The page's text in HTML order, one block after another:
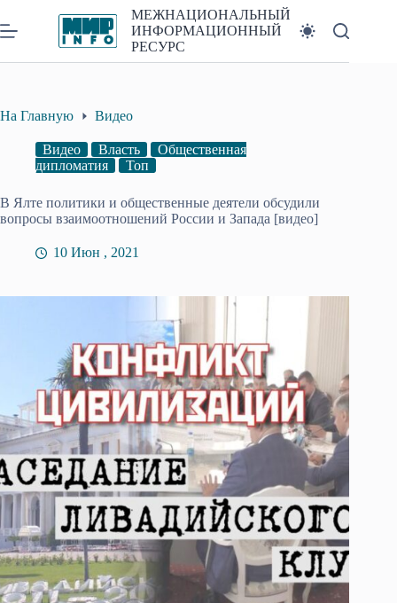
к
сути
МЕЖНАЦИОНАЛЬНЫЙ
ИНФОРМАЦИОННЫЙ
РЕСУРС
На Главную Видео
Видео Власть
Общественная
дипломатия
Топ
В Ялте политики и общественные деятели обсудили
вопросы взаимоотношений России и Запада [видео]
10 Июн , 2021